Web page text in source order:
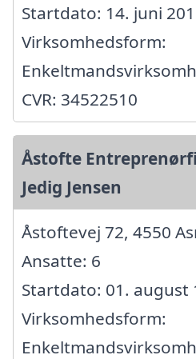
Startdato: 14. juni
Virksomhedsform:
CVR: 34522510
Åstofte
Jedig Jensen
Åstoftevej 72, 4550
Ansatte: 6
Startdato: 01. august
Virksomhedsform: